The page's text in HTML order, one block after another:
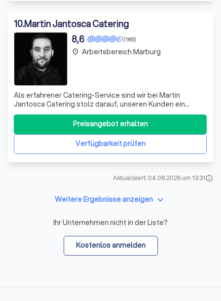
10.Martin Jantosca Catering
(185)
8,6
Als erfahrener Catering-Service sind wir bei Martin
Jantosca Catering stolz darauf, unseren Kunden ein
unvergessliches kulinarisches Erlebnis zu bieten. Wir
verstehen, dass jede Veranstaltung einzigartig ist und
erfordert eine individuelle Herangehensweise. Deshalb
bieten wir maßgeschneiderte Cateri
Verfügbarkeit prüfen
Preisangebot erhalten
place Arbeitsbereich Marburg
Aktualisiert: 04.08.2026 um 13:31info
Weitere Ergebnisse anzeigen keyboard_arrow_down
Ihr Unternehmen nicht in der Liste?
Kostenlos anmelden